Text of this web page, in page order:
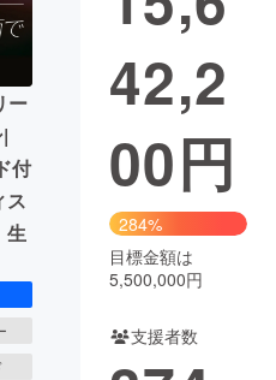
書籍・雑誌
チャレンジ
化
CAMPFIRE Creation
コミュニティ
ー
付
ス
生
42,2
00円
284%
目標金額は
5,500,000円
支援者数